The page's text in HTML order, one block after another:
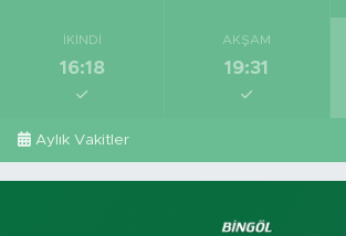
İKINDI
16:18
AKŞAM
19:31
Aylık Vakitler